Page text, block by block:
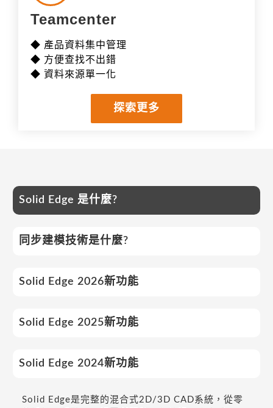
Teamcenter
◆ 產品資料集中管理
◆ 方便查找不出錯
◆ 資料來源單一化
探索更多
Solid Edge 是什麼?
同步建模技術是什麼?
Solid Edge 2026新功能
Solid Edge 2025新功能
Solid Edge 2024新功能
Solid Edge是完整的混合式2D/3D CAD系統，從零